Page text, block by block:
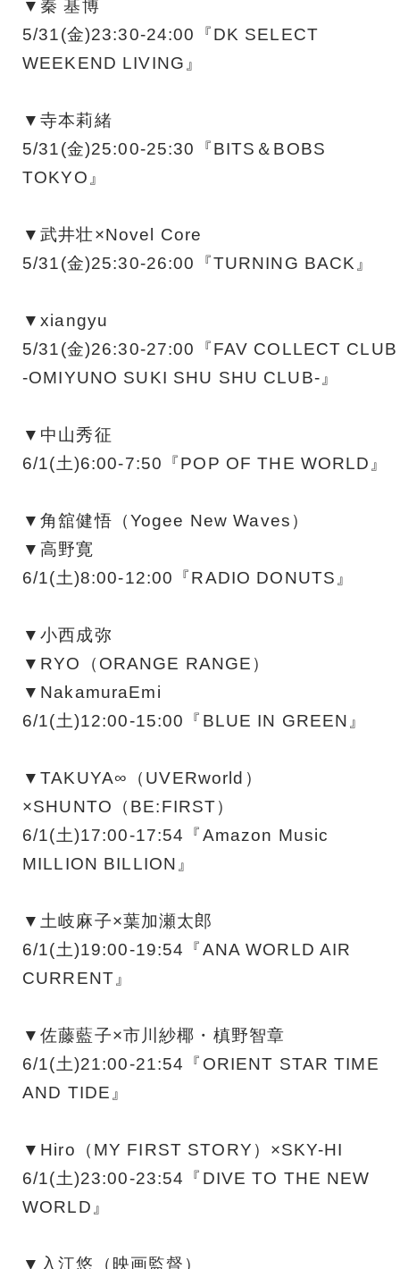
▼秦 基博
5/31(金)23:30-24:00『DK SELECT
WEEKEND LIVING』
▼寺本莉緒
5/31(金)25:00-25:30『BITS＆BOBS
TOKYO』
▼武井壮×Novel Core
5/31(金)25:30-26:00『TURNING BACK』
▼xiangyu
5/31(金)26:30-27:00『FAV COLLECT CLUB
-OMIYUNO SUKI SHU SHU CLUB-』
▼中山秀征
6/1(土)6:00-7:50『POP OF THE WORLD』
▼角舘健悟（Yogee New Waves）
▼高野寛
6/1(土)8:00-12:00『RADIO DONUTS』
▼小西成弥
▼RYO（ORANGE RANGE）
▼NakamuraEmi
6/1(土)12:00-15:00『BLUE IN GREEN』
▼TAKUYA∞（UVERworld）
×SHUNTO（BE:FIRST）
6/1(土)17:00-17:54『Amazon Music
MILLION BILLION』
▼土岐麻子×葉加瀬太郎
6/1(土)19:00-19:54『ANA WORLD AIR
CURRENT』
▼佐藤藍子×市川紗椰・槙野智章
6/1(土)21:00-21:54『ORIENT STAR TIME
AND TIDE』
▼Hiro（MY FIRST STORY）×SKY-HI
6/1(土)23:00-23:54『DIVE TO THE NEW
WORLD』
▼入江悠（映画監督）